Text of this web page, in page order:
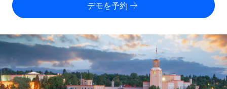
世界中の契約社員と法令を遵守して契約
世界中の契約社員をオンボーディングし、管理
PEO
複雑な雇用関連業務を外部委託
Remoteを他社と比較
成長の段階
スタートアップ
従業員コスト計算ツール
契約社員の報酬計算ツール
グローバルな契約社員向けに、通貨オプションと支払スピー
ドを確認する
English
Nederlands
Français
ログイン
デモを予約